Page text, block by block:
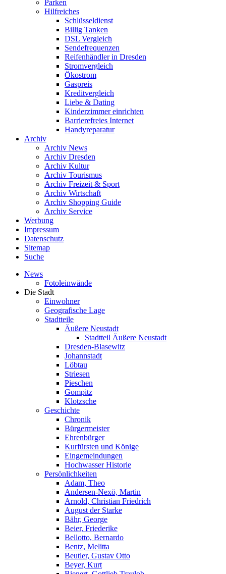
Parken
Hilfreiches
Schlüsseldienst
Billig Tanken
DSL Vergleich
Sendefrequenzen
Reifenhändler in Dresden
Stromvergleich
Ökostrom
Gaspreis
Kreditvergleich
Liebe & Dating
Kinderzimmer einrichten
Barrierefreies Internet
Handyreparatur
Archiv
Archiv News
Archiv Dresden
Archiv Kultur
Archiv Tourismus
Archiv Freizeit & Sport
Archiv Wirtschaft
Archiv Shopping Guide
Archiv Service
Werbung
Impressum
Datenschutz
Sitemap
Suche
News
Fotoleinwände
Die Stadt
Einwohner
Geografische Lage
Stadtteile
Äußere Neustadt
Stadtteil Äußere Neustadt
Dresden-Blasewitz
Johannstadt
Löbtau
Striesen
Pieschen
Gompitz
Klotzsche
Geschichte
Chronik
Bürgermeister
Ehrenbürger
Kurfürsten und Könige
Eingemeindungen
Hochwasser Historie
Persönlichkeiten
Adam, Theo
Andersen-Nexö, Martin
Arnold, Christian Friedrich
August der Starke
Bähr, George
Beier, Friederike
Bellotto, Bernardo
Bentz, Melitta
Beutler, Gustav Otto
Beyer, Kurt